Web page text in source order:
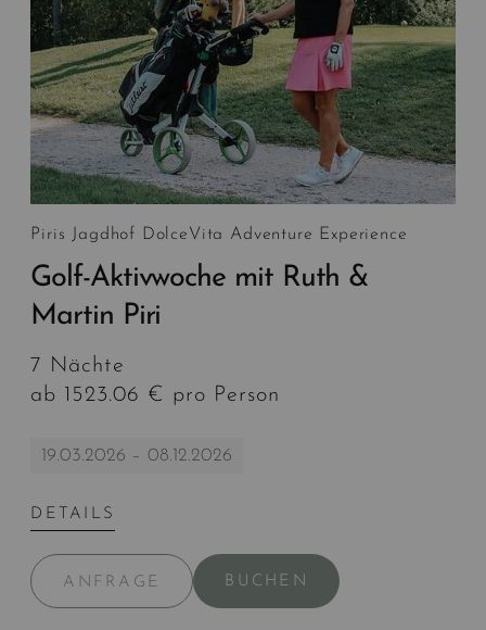
Piris Jagdhof DolceVita Adventure Experience
Golf-Aktivwoche mit Ruth &
Martin Piri
7 Nächte
ab 1523.06 € pro Person
19.03.2026 – 08.12.2026
DETAILS
ANFRAGE BUCHEN